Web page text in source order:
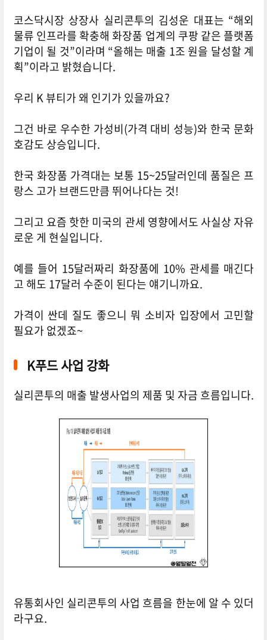
코스닥시장 상장사 실리콘투의 김성운 대표는 “해외
물류 인프라를 확충해 화장품 업계의 쿠팡 같은 플랫폼
기업이 될 것”이라며 “올해는 매출 1조 원을 달성할 계
획”이라고 밝혔습니다.
우리 K 뷰티가 왜 인기가 있을까요?
그건 바로 우수한 가성비(가격 대비 성능)와 한국 문화
호감도 상승입니다.
한국 화장품 가격대는 보통 15~25달러인데 품질은 프
랑스 고가 브랜드만큼 뛰어나다는 것!
그리고 요즘 핫한 미국의 관세 영향에서도 사실상 자유
로운 게 현실입니다.
예를 들어 15달러짜리 화장품에 10% 관세를 매긴다
고 해도 17달러 수준이 된다는 얘기니까요.
가격이 싼데 질도 좋으니 뭐 소비자 입장에서 고민할
필요가 없겠죠~
K푸드 사업 강화
실리콘투의 매출 발생사업의 제품 및 자금 흐름입니다.
유통회사인 실리콘투의 사업 흐름을 한눈에 알 수 있더
라구요.